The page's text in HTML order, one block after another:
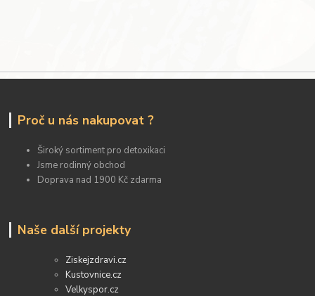
Proč u nás nakupovat ?
Široký sortiment pro detoxikaci
Jsme rodinný obchod
Doprava nad 1900 Kč zdarma
Naše další projekty
Ziskejzdravi.cz
Kustovnice.cz
Velkyspor.cz